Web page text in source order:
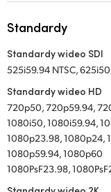
Standardy
Standardy wideo SDI
525i59.94 NTSC, 625i50
Standardy wideo HD
720p50, 720p59.94,
1080i50, 1080i59.94,
1080p23.98, 1080p24,
1080p59.94, 1080p60
1080PsF23.98,